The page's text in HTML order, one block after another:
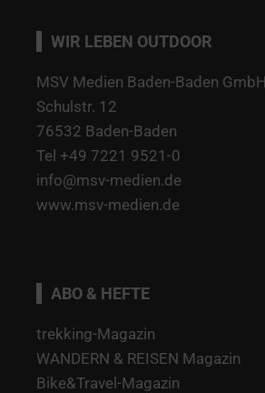
WIR LEBEN OUTDOOR
MSV Medien Baden-Baden GmbH
Schulstr. 12
76532 Baden-Baden
Tel +49 7221 9521-0
info@msv-medien.de
www.msv-medien.de
ABO & HEFTE
trekking-Magazin
WANDERN & REISEN Magazin
Bike&Travel-Magazin